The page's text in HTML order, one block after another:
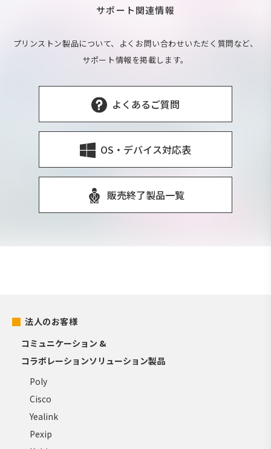
サポート関連情報
プリンストン製品について、よくお問い合わせいただく質問など、
サポート情報を掲載します。
よくあるご質問
OS・デバイス対応表
販売終了製品一覧
法人のお客様
コミュニケーション &
コラボレーションソリューション製品
Poly
Cisco
Yealink
Pexip